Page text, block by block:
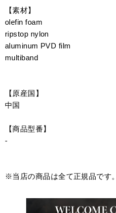
【素材】
olefin foam
ripstop nylon
aluminum PVD film
multiband
【原産国】
中国
【商品型番】
-
※当店の商品は全て正規品です。